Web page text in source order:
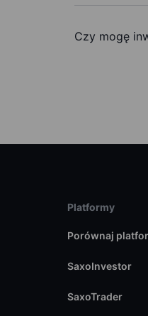
Czy mogę
Platformy
Porównaj
SaxoInvestor
SaxoTrader